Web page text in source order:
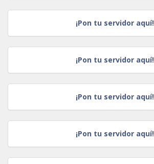
¡Pon tu servidor aquí!
¡Pon tu servidor aquí!
¡Pon tu servidor aquí!
¡Pon tu servidor aquí!